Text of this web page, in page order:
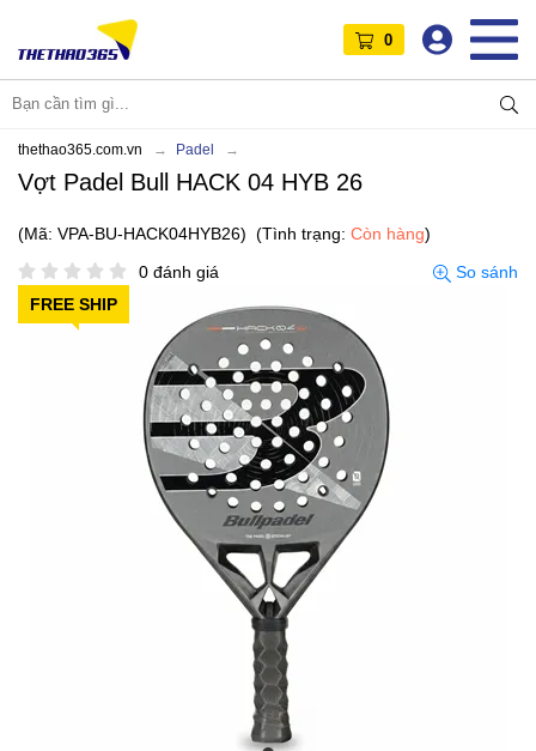
0
thethao365.com.vn Padel
Vợt Padel Bull HACK 04 HYB 26
(Mã: VPA-BU-HACK04HYB26) (Tình trạng: Còn hàng)
0 đánh giá
So sánh
FREE SHIP